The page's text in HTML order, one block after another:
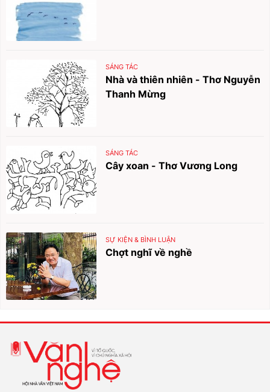
SÁNG TÁC
Nhà và thiên nhiên - Thơ Nguyễn
Thanh Mừng
SÁNG TÁC
Cây xoan - Thơ Vương Long
SỰ KIỆN & BÌNH LUẬN
Chợt nghĩ về nghề